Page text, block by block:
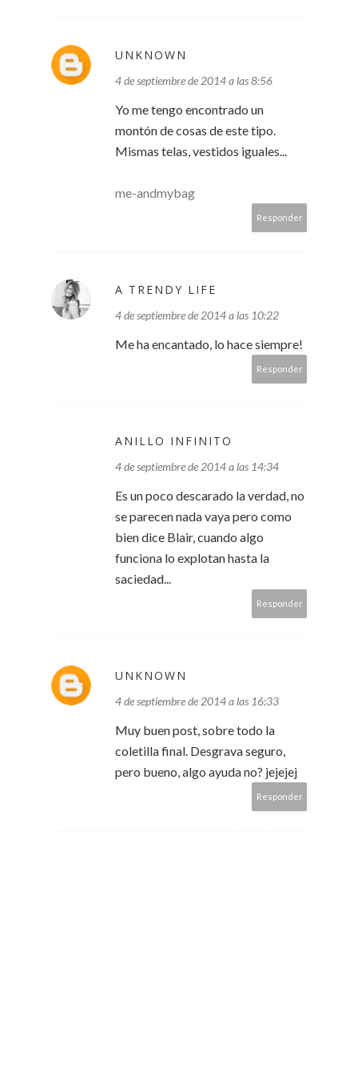
UNKNOWN
4 de septiembre de 2014 a las 8:56
Yo me tengo encontrado un
montón de cosas de este tipo.
Mismas telas, vestidos iguales...
me-andmybag
Responder
A TRENDY LIFE
4 de septiembre de 2014 a las 10:22
Me ha encantado, lo hace siempre!
Responder
ANILLO INFINITO
4 de septiembre de 2014 a las 14:34
Es un poco descarado la verdad, no
se parecen nada vaya pero como
bien dice Blair, cuando algo
funciona lo explotan hasta la
saciedad...
Responder
UNKNOWN
4 de septiembre de 2014 a las 16:33
Muy buen post, sobre todo la
coletilla final. Desgrava seguro,
pero bueno, algo ayuda no? jejejej
Responder